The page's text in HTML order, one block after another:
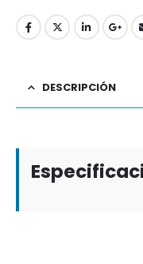
DESCRIPCIÓN